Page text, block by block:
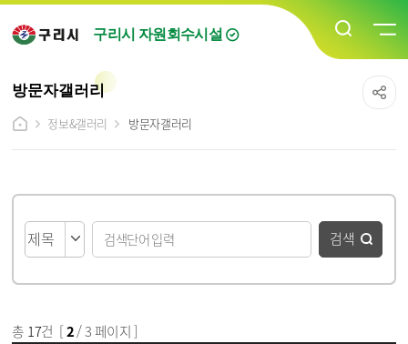
구리시 자원회수시설
방문자갤러리
정보&갤러리
방문자갤러리
검색
총 17건 [2/ 3 페이지 ]